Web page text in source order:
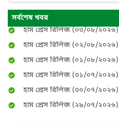
সর্বশেষ খবর
হাম প্রেস রিলিজ (০৪/০৮/২০২৬)
হাম প্রেস রিলিজ (০৩/০৮/২০২৬)
হাম প্রেস রিলিজ (০২/০৮/২০২৬)
হাম প্রেস রিলিজ (০১/০৮/২০২৬)
হাম প্রেস রিলিজ (৩১/০৭/২০২৬)
হাম প্রেস রিলিজ (৩০/০৭/২০২৬)
হাম প্রেস রিলিজ (২৯/০৭/২০২৬)
হাম প্রেস রিলিজ (২৮/০৭/২০২৬)